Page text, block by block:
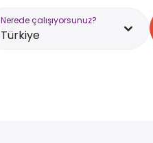
Nerede çalışıyorsunuz?
Türkiye